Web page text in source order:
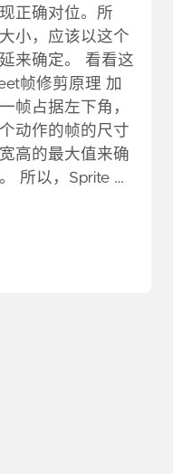
正确对位。所
小，应该以这个
来确定。 看看这
帧修剪原理 加
帧占据左下角，
动作的帧的尺寸
高的最大值来确
所以，Sprite …